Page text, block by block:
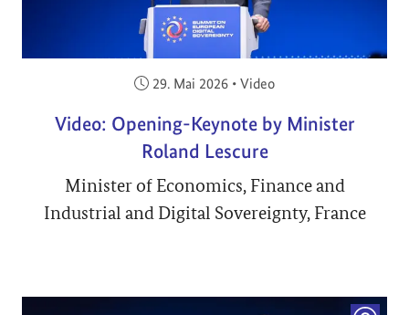
Veröffentlicht am:
29. Mai 2026 • Video
Video: Opening-Keynote by Minister
Roland Lescure
Minister of Economics, Finance and
Industrial and Digital Sovereignty, France